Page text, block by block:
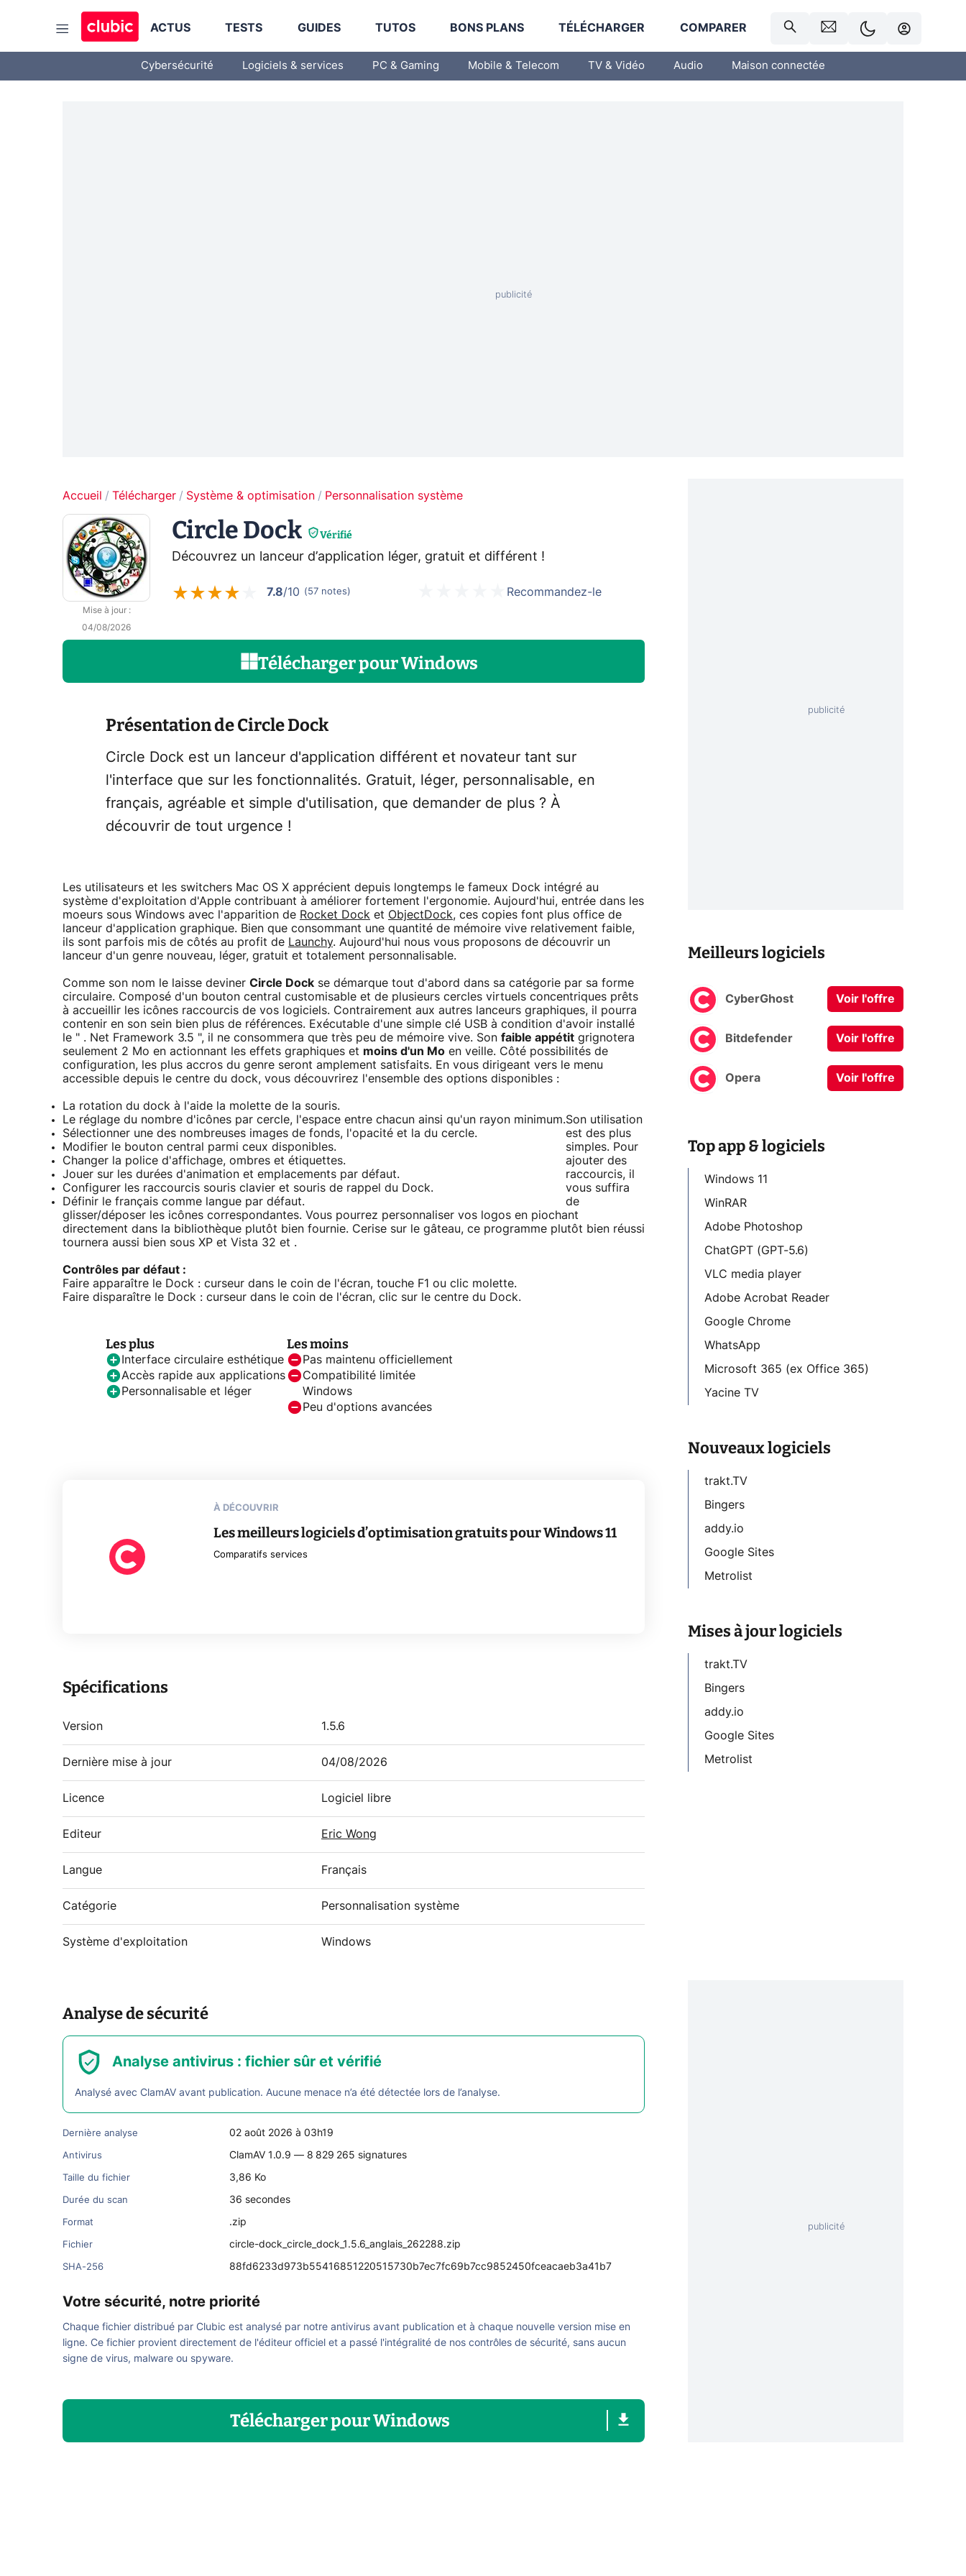
ACTUS TESTS GUIDES TUTOS BONS PLANS TÉLÉCHARGER COMPARER
Cybersécurité Logiciels & services PC & Gaming Mobile & Telecom TV & Vidéo Audio Maison connectée
Accueil Télécharger Système & optimisation Personnalisation système
Mise à jour:
04/08/2026
Circle Dock Vérifié
Découvrez un lanceur d’application léger, gratuit et différent !
7.8/10 ( 57 notes) Recommandez-le
TéléchargerpourWindows
Présentation de Circle Dock
Circle Dock est un lanceur d'application différent et novateur tant sur
l'interface que sur les fonctionnalités. Gratuit, léger, personnalisable, en
français, agréable et simple d'utilisation, que demander de plus ? À
découvrir de tout urgence !
Les utilisateurs et les switchers Mac OS X apprécient depuis longtemps le fameux Dock intégré au
système d'exploitation d'Apple contribuant à améliorer fortement l'ergonomie. Aujourd'hui, entrée dans les
moeurs sous Windows avec l'apparition de Rocket Dock et ObjectDock, ces copies font plus office de
lanceur d'application graphique. Bien que consommant une quantité de mémoire vive relativement faible,
ils sont parfois mis de côtés au profit de Launchy. Aujourd'hui nous vous proposons de découvrir un
lanceur d'un genre nouveau, léger, gratuit et totalement personnalisable.
Comme son nom le laisse deviner Circle Dock se démarque tout d'abord dans sa catégorie par sa forme
circulaire. Composé d'un bouton central customisable et de plusieurs cercles virtuels concentriques prêts
à accueillir les icônes raccourcis de vos logiciels. Contrairement aux autres lanceurs graphiques, il pourra
contenir en son sein bien plus de références. Exécutable d'une simple clé USB à condition d'avoir installé
le " . Net Framework 3.5 ", il ne consommera que très peu de mémoire vive. Son faible appétit grignotera
seulement 2 Mo en actionnant les effets graphiques et moins d'un Mo en veille. Côté possibilités de
configuration, les plus accros du genre seront amplement satisfaits. En vous dirigeant vers le menu
accessible depuis le centre du dock, vous découvrirez l'ensemble des options disponibles :
La rotation du dock à l'aide la molette de la souris.
Le réglage du nombre d'icônes par cercle, l'espace entre chacun ainsi qu'un rayon minimum.
Sélectionner une des nombreuses images de fonds, l'opacité et la du cercle.
Modifier le bouton central parmi ceux disponibles.
Changer la police d'affichage, ombres et étiquettes.
Jouer sur les durées d'animation et emplacements par défaut.
Configurer les raccourcis souris clavier et souris de rappel du Dock.
Définir le français comme langue par défaut.
Son utilisation
est des plus
simples. Pour
ajouter des
raccourcis, il
vous suffira
de
glisser/déposer les icônes correspondantes. Vous pourrez personnaliser vos logos en piochant
directement dans la bibliothèque plutôt bien fournie. Cerise sur le gâteau, ce programme plutôt bien réussi
tournera aussi bien sous XP et Vista 32 et .
Contrôles par défaut :
Faire apparaître le Dock : curseur dans le coin de l'écran, touche F1 ou clic molette.
Faire disparaître le Dock : curseur dans le coin de l'écran, clic sur le centre du Dock.
Les plus
Interface circulaire esthétique
Accès rapide aux applications
Personnalisable et léger
Les moins
Pas maintenu officiellement
Compatibilité limitée
Windows
Peu d'options avancées
À DÉCOUVRIR
Les meilleurs logiciels d’optimisation gratuits pour Windows 11
Comparatifs services
Spécifications
Version 1.5.6
Dernière mise à jour 04/08/2026
Licence Logiciel libre
Editeur Eric Wong
Langue Français
Catégorie Personnalisation système
Système d'exploitation Windows
Analyse de sécurité
Analyse antivirus : fichier sûr et vérifié
Analysé avec ClamAV avant publication. Aucune menace n’a été détectée lors de l’analyse.
Dernière analyse 02 août 2026 à 03h19
Antivirus ClamAV 1.0.9 — 8 829 265 signatures
Taille du fichier 3,86 Ko
Durée du scan 36 secondes
Format .zip
Fichier circle-dock_circle_dock_1.5.6_anglais_262288.zip
SHA-256 88fd6233d973b55416851220515730b7ec7fc69b7cc9852450fceacaeb3a41b7
Votre sécurité, notre priorité
Chaque fichier distribué par Clubic est analysé par notre antivirus avant publication et à chaque nouvelle version mise en
ligne. Ce fichier provient directement de l'éditeur officiel et a passé l'intégralité de nos contrôles de sécurité, sans aucun
signe de virus, malware ou spyware.
TéléchargerpourWindows
Meilleurs logiciels
CyberGhost Voir l'offre
Bitdefender Voir l'offre
Opera Voir l'offre
Top app & logiciels
Windows 11
WinRAR
Adobe Photoshop
ChatGPT (GPT-5.6)
VLC media player
Adobe Acrobat Reader
Google Chrome
WhatsApp
Microsoft 365 (ex Office 365)
Yacine TV
Nouveaux logiciels
trakt.TV
Bingers
addy.io
Google Sites
Metrolist
Mises à jour logiciels
trakt.TV
Bingers
addy.io
Google Sites
Metrolist